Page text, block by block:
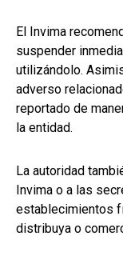
El Invima
suspender
utilizándolo.
adverso
reportado de
la entidad.
La autoridad
Invima o a las
establecimientos
distribuya o